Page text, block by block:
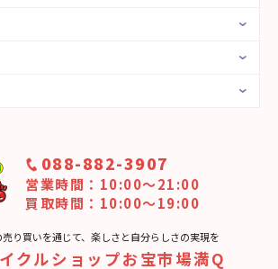
088-882-3907
営業時間：10:00〜21:00
買取時間：10:00～19:00
り買いを通じて、楽しさと⾃分らしさの実現を
クルショップお宝市場満Q